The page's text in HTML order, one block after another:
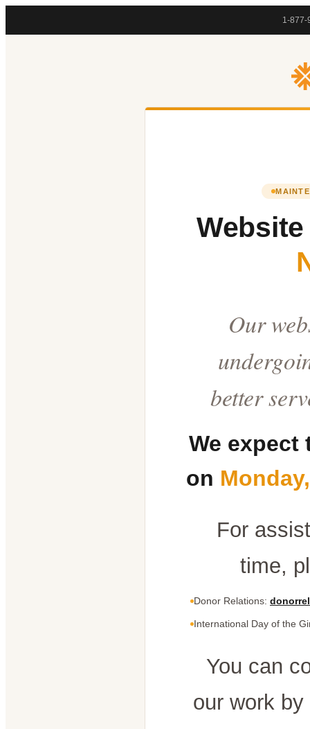
1-877-
Our
better
We expect
on
For
time,
Donor Relations:
International Day of the
You can
our work